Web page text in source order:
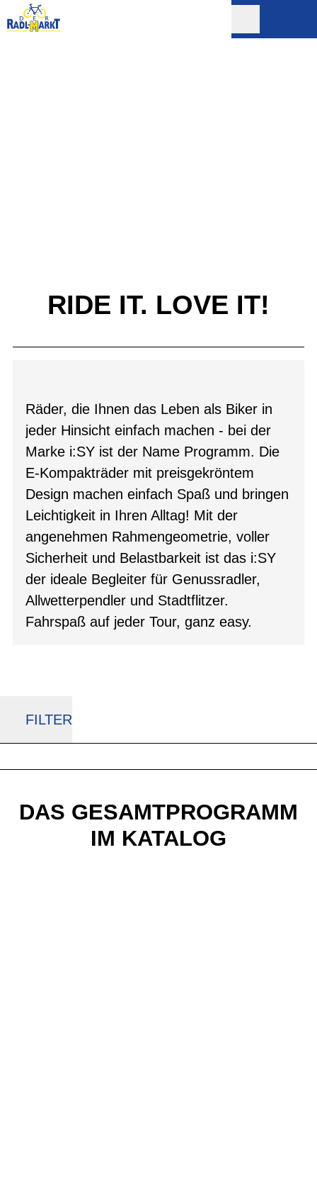
RIDE IT. LOVE IT!
Räder, die Ihnen das Leben als Biker in
jeder Hinsicht einfach machen - bei der
Marke i:SY ist der Name Programm. Die
E-Kompakträder mit preisgekröntem
Design machen einfach Spaß und bringen
Leichtigkeit in Ihren Alltag! Mit der
angenehmen Rahmengeometrie, voller
Sicherheit und Belastbarkeit ist das i:SY
der ideale Begleiter für Genussradler,
Allwetterpendler und Stadtflitzer.
Fahrspaß auf jeder Tour, ganz easy.
FILTER
DAS GESAMTPROGRAMM
IM KATALOG